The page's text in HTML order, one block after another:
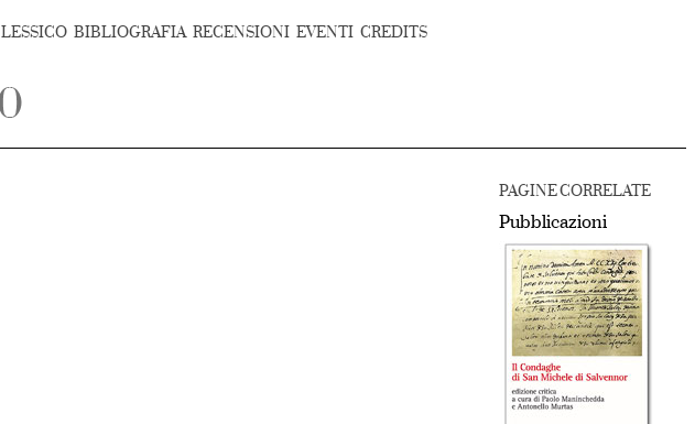
LESSICO BIBLIOGRAFIA RECENSIONI EVENTI CREDITS
PAGINE CORRELATE
Pubblicazioni